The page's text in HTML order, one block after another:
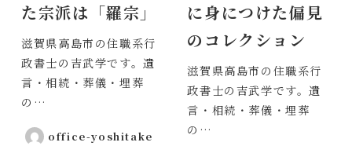
た宗派は「羅宗」
滋賀県高島市の住職系行
政書士の吉武学です。遺
言・相続・葬儀・埋葬
の…
office-yoshitake
に身につけた偏見
のコレクション
滋賀県高島市の住職系行
政書士の吉武学です。遺
言・相続・葬儀・埋葬
の…